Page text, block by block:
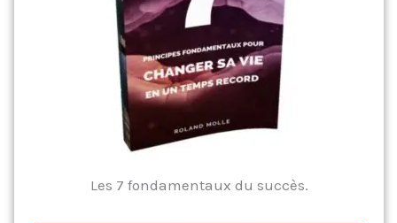
Les 7 fondamentaux du succès.